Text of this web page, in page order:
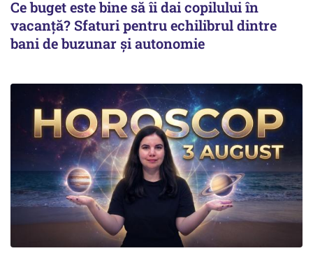
Ce buget este bine să îi dai copilului în
vacanță? Sfaturi pentru echilibrul dintre
bani de buzunar și autonomie